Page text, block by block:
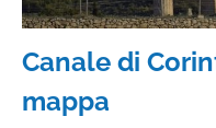
Canale di
mappa